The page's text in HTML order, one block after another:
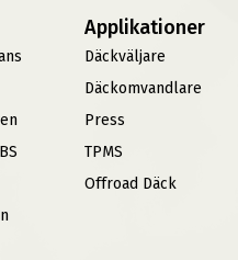
Applikationer
Däckväljare
Däckomvandlare
Press
TPMS
Offroad Däck